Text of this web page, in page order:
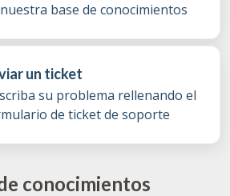
base de conocimientos
un ticket
su problema rellenando el
de ticket de soporte
conocimientos